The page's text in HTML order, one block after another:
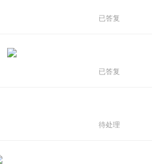
已答复
已答复
待处理